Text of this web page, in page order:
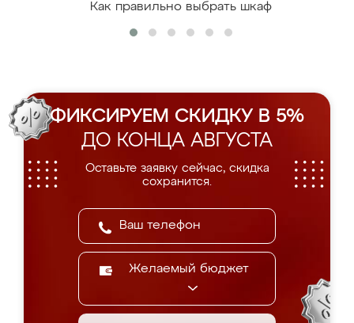
Как правильно выбрать шкаф
ФИКСИРУЕМ СКИДКУ В 5%
ДО КОНЦА АВГУСТА
Оставьте заявку сейчас, скидка
сохранится.
Желаемый бюджет